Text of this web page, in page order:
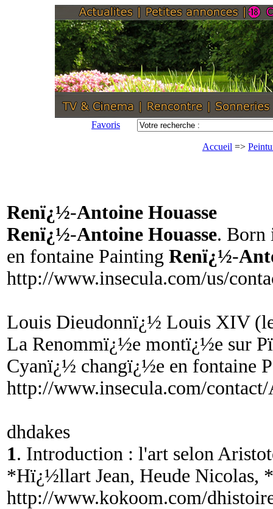
Favoris
Accueil =>
Renï¿½-Antoine Houasse
Renï¿½-Antoine Houasse. Born
en fontaine Painting Renï¿½-
http://www.insecula.com/us/
Louis Dieudonnï¿½ Louis XIV
La Renommï¿½e montï¿½e sur
Cyanï¿½ changï¿½e en fontaine
http://www.insecula.com/
dhdakes
1. Introduction : l'art selon
*Hï¿½llart Jean, Heude Nicolas,
http://www.kokoom.com/